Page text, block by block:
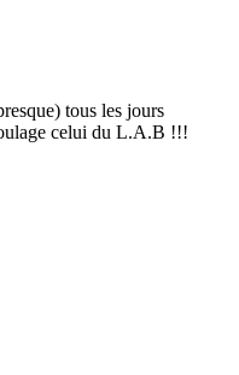
tous les jours
celui du L.A.B !!!